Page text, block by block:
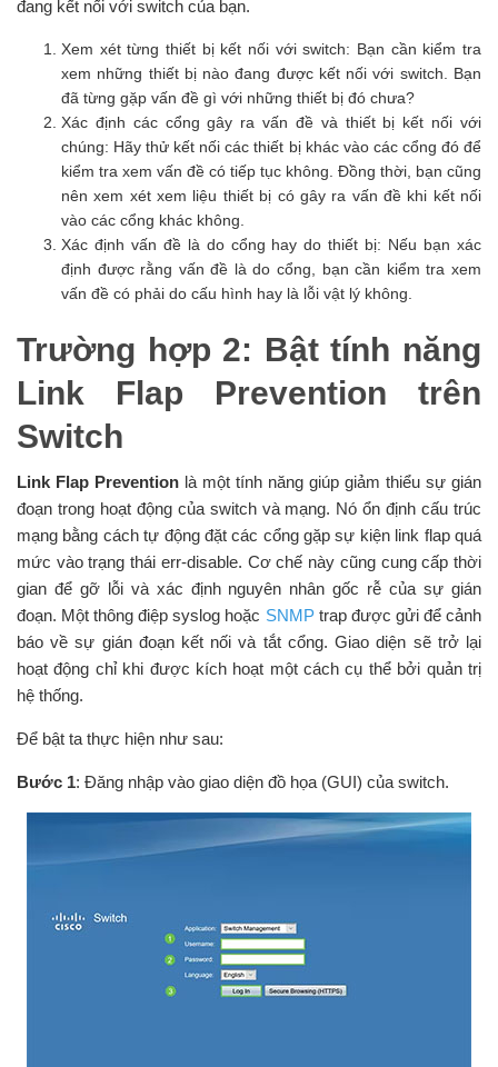
đang kết nối với switch của bạn.
Xem xét từng thiết bị kết nối với switch: Bạn cần kiểm tra
xem những thiết bị nào đang được kết nối với switch. Bạn
đã từng gặp vấn đề gì với những thiết bị đó chưa?
Xác định các cổng gây ra vấn đề và thiết bị kết nối với
chúng: Hãy thử kết nối các thiết bị khác vào các cổng đó để
kiểm tra xem vấn đề có tiếp tục không. Đồng thời, bạn cũng
nên xem xét xem liệu thiết bị có gây ra vấn đề khi kết nối
vào các cổng khác không.
Xác định vấn đề là do cổng hay do thiết bị: Nếu bạn xác
định được rằng vấn đề là do cổng, bạn cần kiểm tra xem
vấn đề có phải do cấu hình hay là lỗi vật lý không.
Trường hợp 2: Bật tính năng
Link Flap Prevention trên
Switch
Link Flap Prevention là một tính năng giúp giảm thiểu sự gián
đoạn trong hoạt động của switch và mạng. Nó ổn định cấu trúc
mạng bằng cách tự động đặt các cổng gặp sự kiện link flap quá
mức vào trạng thái err-disable. Cơ chế này cũng cung cấp thời
gian để gỡ lỗi và xác định nguyên nhân gốc rễ của sự gián
đoạn. Một thông điệp syslog hoặc SNMPtrap được gửi để cảnh
báo về sự gián đoạn kết nối và tắt cổng. Giao diện sẽ trở lại
hoạt động chỉ khi được kích hoạt một cách cụ thể bởi quản trị
hệ thống.
Để bật ta thực hiện như sau:
Bước 1: Đăng nhập vào giao diện đồ họa (GUI) của switch.